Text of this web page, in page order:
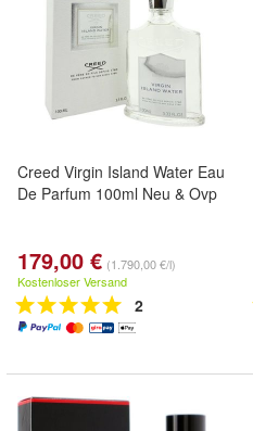
Creed Virgin Island Water Eau
De Parfum 100ml Neu & Ovp
179,00 € (1.790,00 €/l)
Kostenloser Versand
2